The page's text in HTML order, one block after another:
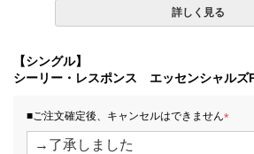
■対応ボックスシーツ : H35タイ
生産国 日本
備考
【エコマーク対象商品】
・価格はマットレス単体購入の
・配達日指定ＯＫ！
詳しく見る
【シングル】
シーリー・レスポンス エッセンシャルズ
■ご注文確定後、キャンセルはできません
(